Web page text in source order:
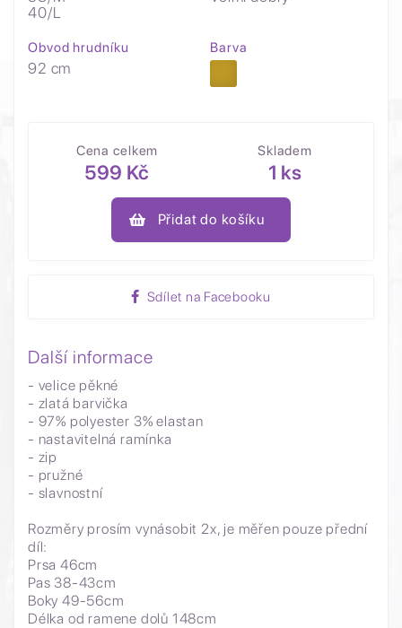
40/L
Obvod hrudníku
92 cm
Barva
Cena celkem
599 Kč
Skladem
1 ks
Přidat do košíku
Sdílet na Facebooku
Další informace
- velice pěkné
- zlatá barvička
- 97% polyester 3% elastan
- nastavitelná ramínka
- zip
- pružné
- slavnostní
Rozměry prosím vynásobit 2x, je měřen pouze přední
díl:
Prsa 46cm
Pas 38-43cm
Boky 49-56cm
Délka od ramene dolů 148cm